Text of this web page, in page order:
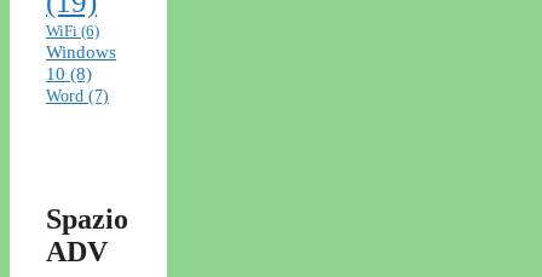
WiFi (6)
Windows
10 (8)
Word (7)
Spazio
ADV